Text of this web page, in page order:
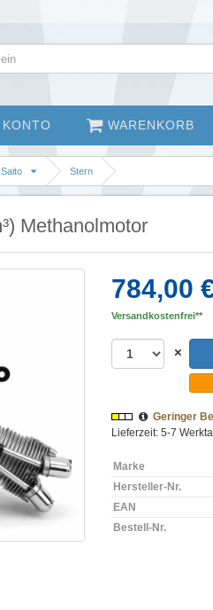
WARENKORB
Saito Stern
Methanolmotor
784,00
Versandkostenfrei**
×
Geringer
Lieferzeit: 5-7
Marke
Hersteller-Nr.
EAN
Bestell-Nr.